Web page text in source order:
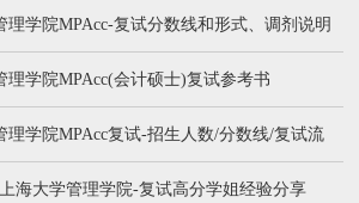
理学院MPAcc-复试分数线和形式、调剂说明
理学院MPAcc(会计硕士)复试参考书
理学院MPAcc复试-招生人数/分数线/复试流
海大学管理学院-复试高分学姐经验分享